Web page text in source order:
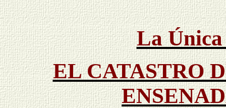
La
EL CATASTRO